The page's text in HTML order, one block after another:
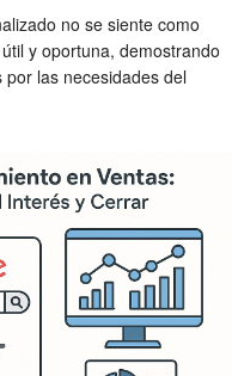
no se siente como
y oportuna, demostrando
las necesidades del